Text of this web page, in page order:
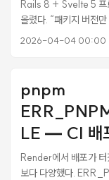
published.on_profile
에서 2열 그리드로 렌
Rails 8 + Svelte 5
올렸다. “패키지 버전
반나절을 날렸다. 이 글
AppLayout 처럼 클래
Svelte 5에서는 이게
<AppLayout>을 수동
2026-04-04 00:00
pnpm
LE — CI 배
Render에서 배포가 터
보다 다양했다.